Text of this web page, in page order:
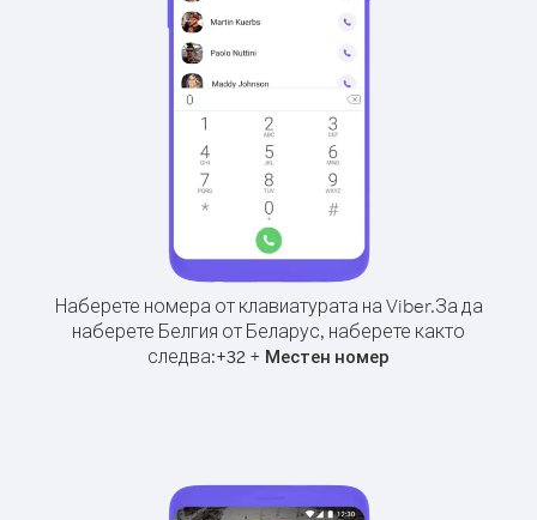
Наберете номера от клавиатурата на Viber.За да
наберете Белгия от Беларус, наберете както
следва:+32 + Местен номер